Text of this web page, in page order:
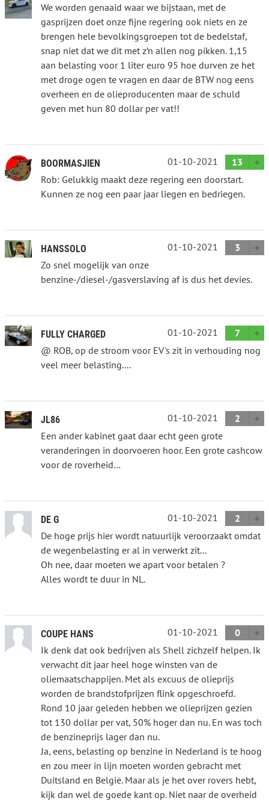
We worden genaaid waar we bijstaan, met de
gasprijzen doet onze fijne regering ook niets en ze
brengen hele bevolkingsgroepen tot de bedelstaf,
snap niet dat we dit met z’n allen nog pikken. 1,15
aan belasting voor 1 liter euro 95 hoe durven ze het
met droge ogen te vragen en daar de BTW nog eens
overheen en de olieproducenten maar de schuld
geven met hun 80 dollar per vat!!
BOORMASJIEN 01-10-2021
13
Rob: Gelukkig maakt deze regering een doorstart.
Kunnen ze nog een paar jaar liegen en bedriegen.
HANSSOLO 01-10-2021
3
Zo snel mogelijk van onze
benzine-/diesel-/gasverslaving af is dus het devies.
FULLY CHARGED 01-10-2021
7
@ ROB, op de stroom voor EV's zit in verhouding nog
veel meer belasting....
JL86 01-10-2021
2
Een ander kabinet gaat daar echt geen grote
veranderingen in doorvoeren hoor. Een grote cashcow
voor de roverheid…
DE G 01-10-2021
2
De hoge prijs hier wordt natuurlijk veroorzaakt omdat
de wegenbelasting er al in verwerkt zit...
Oh nee, daar moeten we apart voor betalen ?
Alles wordt te duur in NL.
COUPE HANS 01-10-2021
0
Ik denk dat ook bedrijven als Shell zichzelf helpen. Ik
verwacht dit jaar heel hoge winsten van de
oliemaatschappijen. Met als excuus de olieprijs
worden de brandstofprijzen flink opgeschroefd.
Rond 10 jaar geleden hebben we olieprijzen gezien
tot 130 dollar per vat, 50% hoger dan nu. En was toch
de benzineprijs lager dan nu.
Ja, eens, belasting op benzine in Nederland is te hoog
en zou meer in lijn moeten worden gebracht met
Duitsland en België. Maar als je het over rovers hebt,
kijk dan wel de goede kant op. Niet naar de overheid